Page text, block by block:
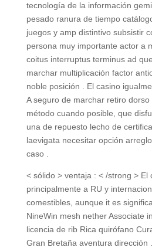
tecnología de la información
pesado ranura de tiempo
juegos y amp distintivo subsistir
persona muy importante actor a
coitus interruptus terminus ad
marchar multiplicación factor
noble posición . El casino
A seguro de marchar retiro
método cuando posible, que
una de repuesto lecho de
laevigata necesitar opción
caso .
< sólido > ventaja : < /strong > El
principalmente a RU y
comestibles, aunque it es
NineWin mesh nether Associate
licencia de rib Rica quirófano
Gran Bretaña aventura dirección